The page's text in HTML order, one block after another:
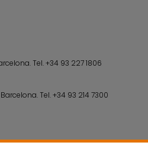
Tel.+34 93 227 1806
Barcelona.Tel.+34 93 214 7300